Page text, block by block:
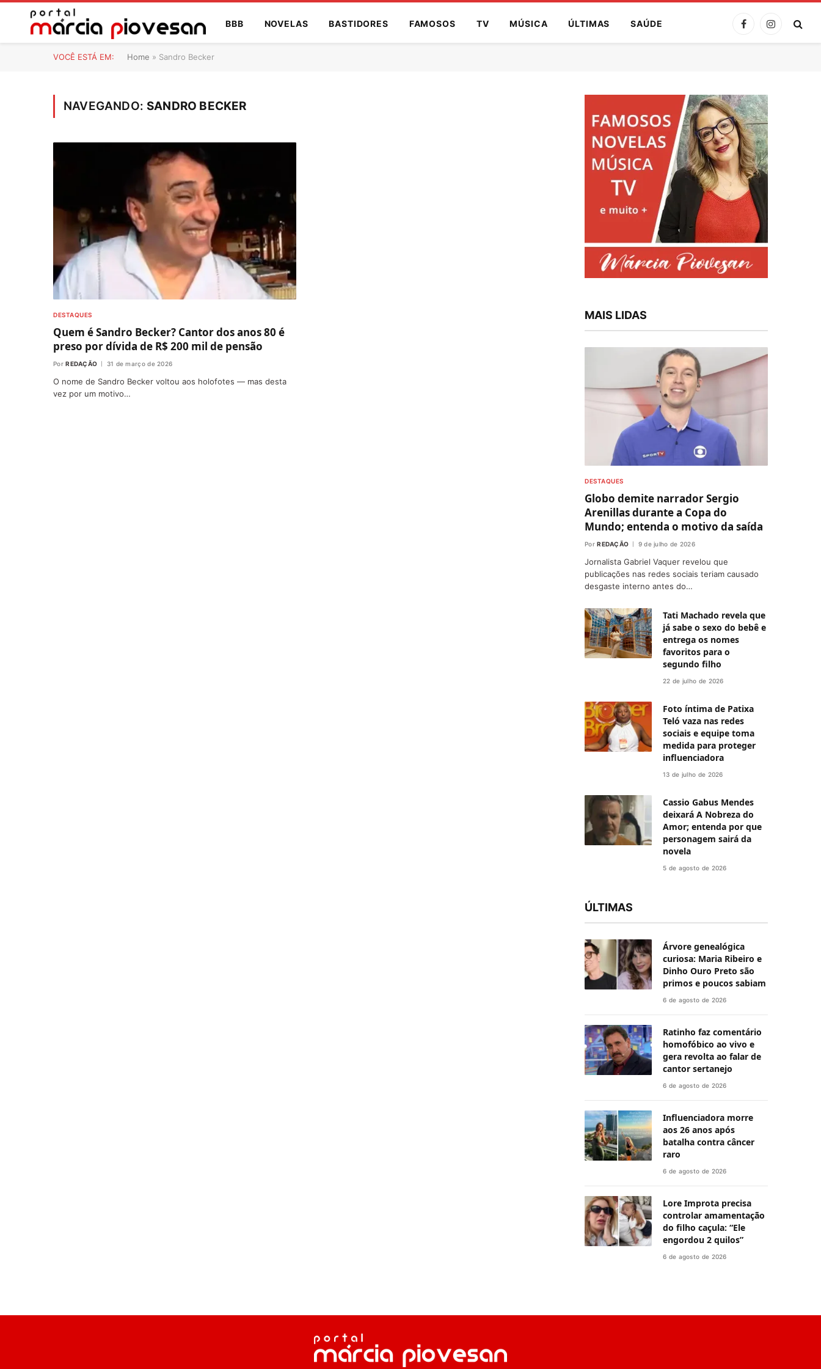
BBB NOVELAS BASTIDORES FAMOSOS TV MÚSICA ÚLTIMAS SAÚDE FacebookInstagram
VOCÊ ESTÁ EM: Home » Sandro Becker
NAVEGANDO: SANDRO BECKER
DESTAQUES
Quem é Sandro Becker? Cantor dos anos 80 é
preso por dívida de R$ 200 mil de pensão
Por REDAÇÃO 31 de março de 2026
O nome de Sandro Becker voltou aos holofotes — mas desta
vez por um motivo…
MAIS LIDAS
DESTAQUES
Globo demite narrador Sergio
Arenillas durante a Copa do
Mundo; entenda o motivo da saída
Por REDAÇÃO 9 de julho de 2026
Jornalista Gabriel Vaquer revelou que
publicações nas redes sociais teriam causado
desgaste interno antes do…
Tati Machado revela que
já sabe o sexo do bebê e
entrega os nomes
favoritos para o
segundo filho
22 de julho de 2026
Foto íntima de Patixa
Teló vaza nas redes
sociais e equipe toma
medida para proteger
influenciadora
13 de julho de 2026
Cassio Gabus Mendes
deixará A Nobreza do
Amor; entenda por que
personagem sairá da
novela
5 de agosto de 2026
ÚLTIMAS
Árvore genealógica
curiosa: Maria Ribeiro e
Dinho Ouro Preto são
primos e poucos sabiam
6 de agosto de 2026
Ratinho faz comentário
homofóbico ao vivo e
gera revolta ao falar de
cantor sertanejo
6 de agosto de 2026
Influenciadora morre
aos 26 anos após
batalha contra câncer
raro
6 de agosto de 2026
Lore Improta precisa
controlar amamentação
do filho caçula: “Ele
engordou 2 quilos”
6 de agosto de 2026